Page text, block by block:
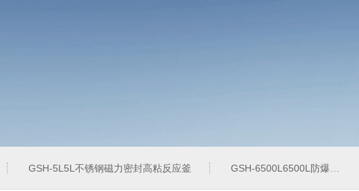
GSH-5L5L不锈钢磁力密封高粘反应釜 GSH-6500L6500L防爆加氢工业反应釜